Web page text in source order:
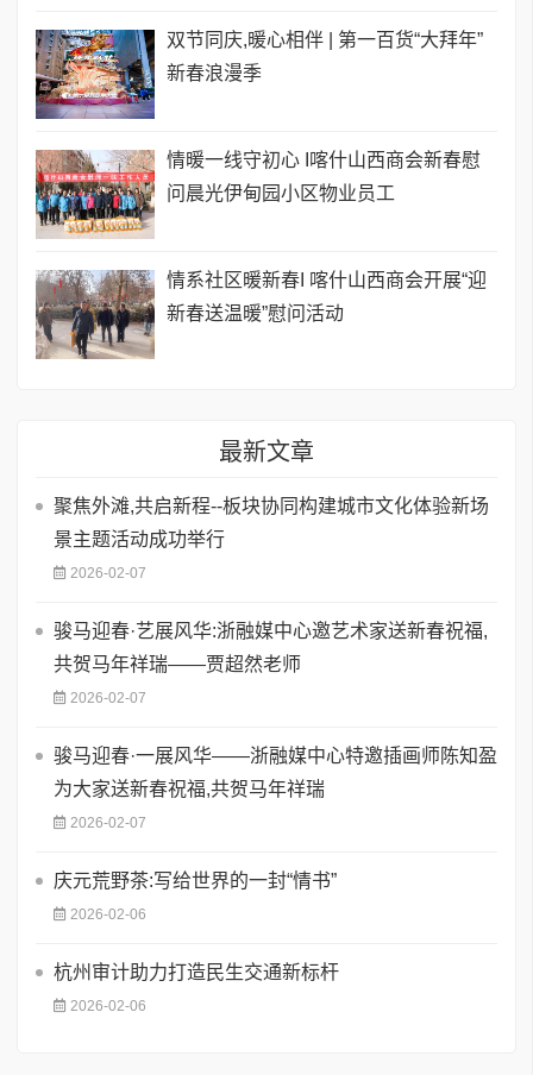
双节同庆,暖心相伴 | 第一百货“大拜年”
新春浪漫季
情暖一线守初心 I喀什山西商会新春慰
问晨光伊甸园小区物业员工
情系社区暖新春I 喀什山西商会开展“迎
新春送温暖”慰问活动
最新文章
聚焦外滩,共启新程--板块协同构建城市文化体验新场
景主题活动成功举行
2026-02-07
骏马迎春·艺展风华:浙融媒中心邀艺术家送新春祝福,
共贺马年祥瑞——贾超然老师
2026-02-07
骏马迎春·一展风华——浙融媒中心特邀插画师陈知盈
为大家送新春祝福,共贺马年祥瑞
2026-02-07
庆元荒野茶:写给世界的一封“情书”
2026-02-06
​杭州审计助力打造民生交通新标杆
2026-02-06